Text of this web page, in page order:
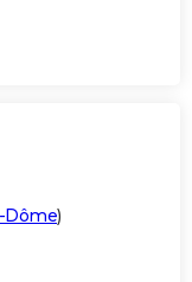
Dôme)